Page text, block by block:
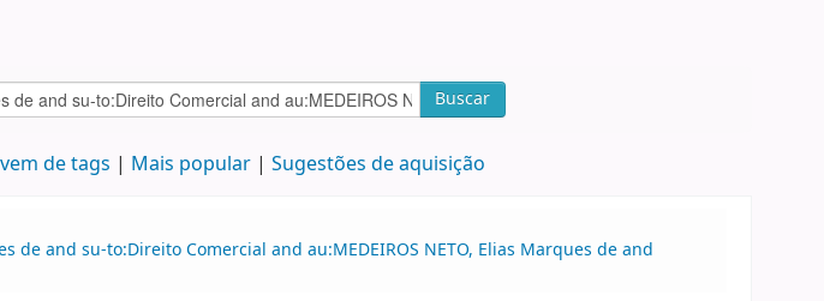
Buscar
de tags Mais popular Sugestões de aquisição
de and su-to:Direito Comercial and au:MEDEIROS NETO, Elias Marques de and